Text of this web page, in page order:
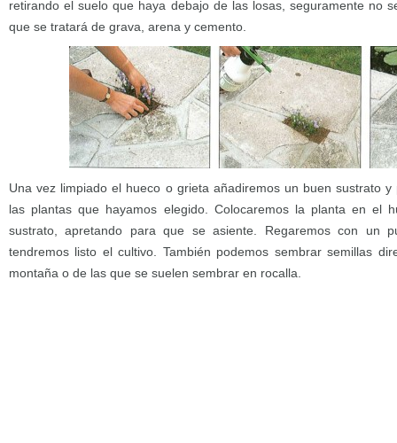
retirando el suelo que haya debajo de las losas, seguramente no
que se tratará de grava, arena y cemento.
Una vez limpiado el hueco o grieta añadiremos un buen sustrato
las plantas que hayamos elegido. Colocaremos la planta en el
sustrato, apretando para que se asiente. Regaremos con un
tendremos listo el cultivo. También podemos sembrar semillas
montaña o de las que se suelen sembrar en rocalla.